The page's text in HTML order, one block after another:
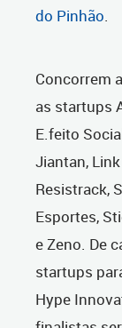
do Pinhão.
Concorrem
as startups
E.feito
Jiantan,
Resistrack,
Esportes,
e Zeno. De
startups
Hype